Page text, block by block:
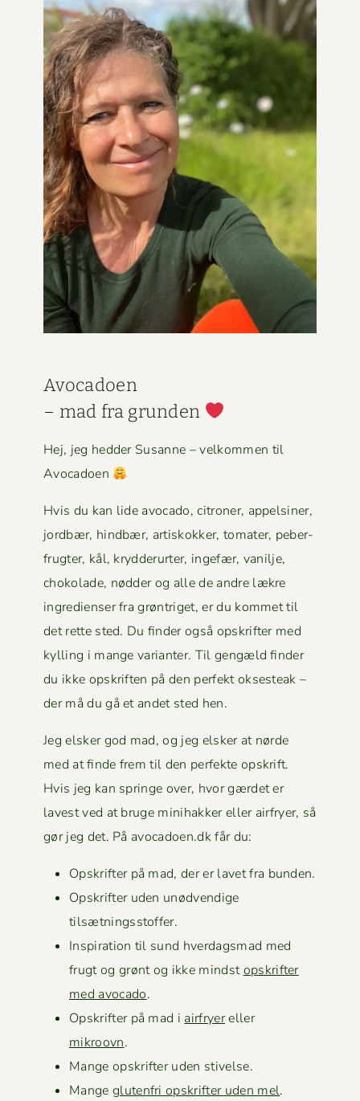
Avo­ca­doen
– mad fra grun­den
Hej, jeg hed­der Susanne – velkom­men til
Avocadoen
Hvis du kan lide avo­ca­do, cit­roner, appelsin­er,
jord­bær, hind­bær, artiskokker, tomater, peber­
frugter, kål, kry­d­derurter, inge­fær, vanil­je,
choko­lade, nød­der og alle de andre lækre
ingre­di­enser fra grøn­triget, er du kom­met til
det rette sted. Du find­er også opskrifter med
kylling i mange vari­anter. Til gengæld find­er
du ikke opskriften på den per­fekt okses­teak –
der må du gå et andet sted hen.
Jeg elsker god mad, og jeg elsker at nørde
med at finde frem til den per­fek­te opskrift.
Hvis jeg kan springe over, hvor gærdet er
lavest ved at bruge mini­hakker eller air­fry­er, så
gør jeg det. På avocadoen.dk får du:
Opskrifter på mad, der er lavet fra bunden.
Opskrifter uden unød­vendi­ge
tilsætningsstoffer.
Inspi­ra­tion til sund hverdags­mad med
frugt og grønt og ikke mindstopskrifter
med avo­ca­do.
Opskrifter på mad i air­fry­ereller
mikroovn.
Mange opskrifter uden stivelse.
Mange gluten­fri opskrifter uden mel.